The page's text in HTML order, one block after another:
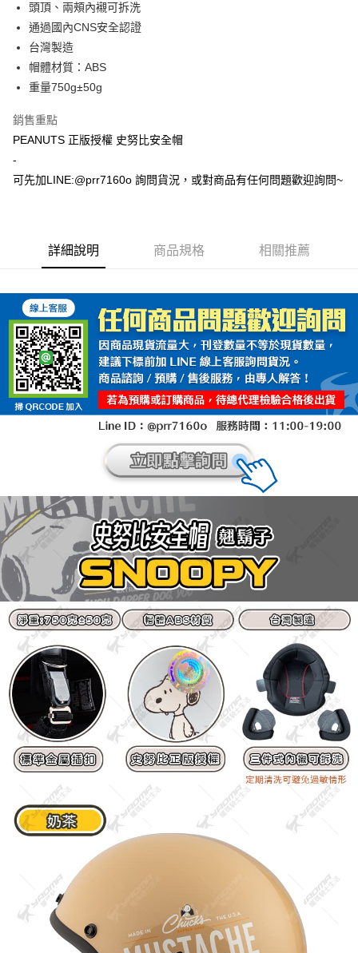
運送方式
全家取貨付款(安全帽一頂以上請選宅配)
每筆NT$60，滿NT$1,000(含以上)免運費
每筆NT$60，滿NT$1,000(含以上)免運費
每筆NT$100，滿NT$1,000(含以上)免運費
頭頂、兩頰內襯可拆洗
通過國內CNS安全認證
台灣製造
帽體材質：ABS
重量750g±50g
銷售重點
PEANUTS 正版授權 史努比安全帽
-
可先加LINE:@prr7160o 詢問貨況，或對商品有任何問題歡迎詢問~
詳細說明 商品規格 相關推薦